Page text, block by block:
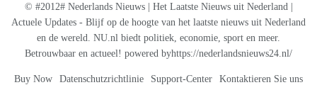
© #2012# Nederlands Nieuws | Het Laatste Nieuws uit Nederland |
Actuele Updates - Blijf op de hoogte van het laatste nieuws uit Nederland
en de wereld. NU.nl biedt politiek, economie, sport en meer.
Betrouwbaar en actueel! powered byhttps://nederlandsnieuws24.nl/
Buy Now Datenschutzrichtlinie Support-Center Kontaktieren Sie uns